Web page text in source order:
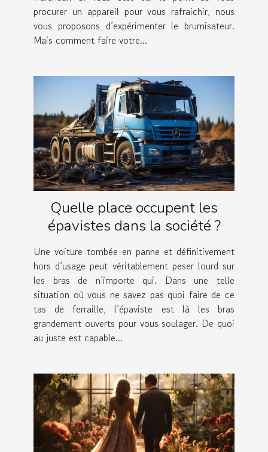
procurer un appareil pour vous rafraichir, nous
vous proposons d’expérimenter le brumisateur.
Mais comment faire votre...
Quelle place occupent les
épavistes dans la société ?
Une voiture tombée en panne et définitivement
hors d’usage peut véritablement peser lourd sur
les bras de n’importe qui. Dans une telle
situation où vous ne savez pas quoi faire de ce
tas de ferraille, l’épaviste est là les bras
grandement ouverts pour vous soulager. De quoi
au juste est capable...